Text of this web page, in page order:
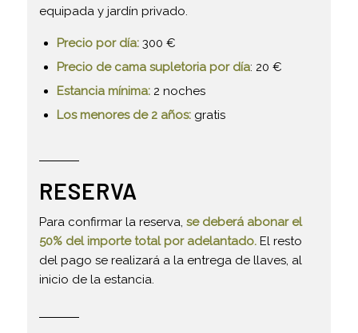
equipada y jardín privado.
Precio por día:300 €
Precio de cama supletoria por día: 20 €
Estancia mínima:2 noches
Los menores de 2 años:gratis
RESERVA
Para confirmar la reserva, se deberá abonar el
50% del importe total por adelantado.El resto
del pago se realizará a la entrega de llaves, al
inicio de la estancia.